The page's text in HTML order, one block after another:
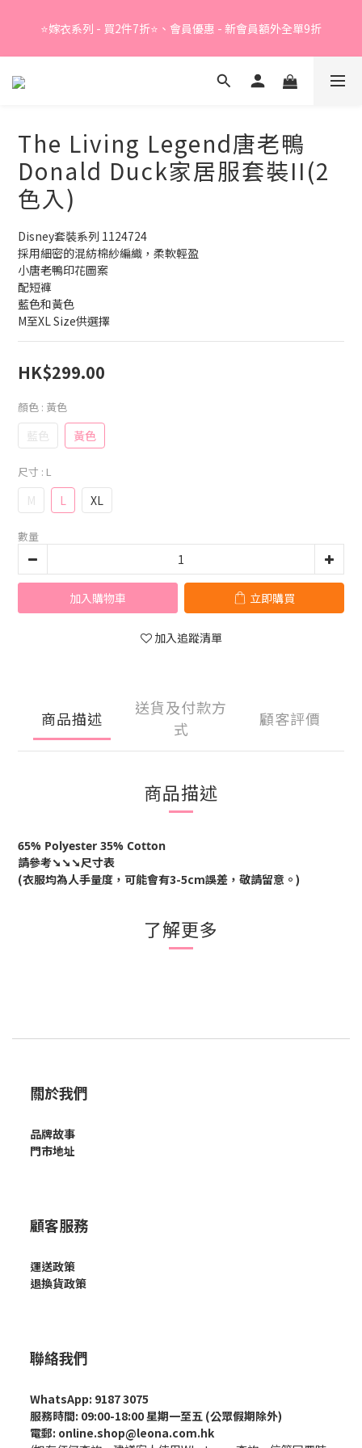
⭐嫁衣系列 - 買2件7折⭐、會員優惠 - 新會員額外全單9折
Summer Sale - 精選睡衣買2件折❤️
The Living Legend唐老鴨
Donald Duck家居服套裝II(2
色入)
Disney套裝系列 1124724
採用細密的混紡棉紗編織，柔軟輕盈
小唐老鴨印花圖案
配短褲
藍色和黃色
M至XL Size供選擇
HK$299.00
顏色 : 黃色
藍色 黃色
尺寸 : L
M L XL
數量
加入購物車 立即購買
加入追蹤清單
商品描述
送貨及付款方
式
顧客評價
商品描述
65% Polyester 35% Cotton
請參考➘➘➘尺寸表
(衣服均為人手量度，可能會有3-5cm誤差，敬請留意。 )
了解更多
關於我們
品牌故事
門市地址
顧客服務
運送政策
退換貨政策
聯絡我們
WhatsApp: 9187 3075
服務時間: 09:00-18:00 星期一至五 (公眾假期除外)
電郵: online.shop@leona.com.hk